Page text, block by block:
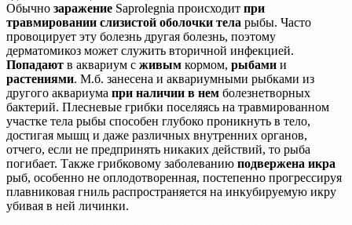
Обычно заражение Saprolegnia происходит при
травмировании слизистой оболочки тела рыбы. Часто
провоцирует эту болезнь другая болезнь, поэтому
дерматомикоз может служить вторичной инфекцией.
Попадают в аквариум с живым кормом, рыбами и
растениями. М.б. занесена и аквариумными рыбками из
другого аквариума при наличии в нем болезнетворных
бактерий. Плесневые грибки поселяясь на травмированном
участке тела рыбы способен глубоко проникнуть в тело,
достигая мышц и даже различных внутренних органов,
отчего, если не предпринять никаких действий, то рыба
погибает. Также грибковому заболеванию подвержена икра
рыб, особенно не оплодотворенная, постепенно прогрессируя
плавниковая гниль распространяется на инкубируемую икру
убивая в ней личинки.